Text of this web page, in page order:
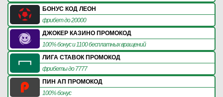
БОНУС КОД ЛЕОН
фрибет до 20000
ДЖОКЕР КАЗИНО ПРОМОКОД
100% бонус и 1100 бесплатных вращений
ЛИГА СТАВОК ПРОМОКОД
фрибеты до 7777
ПИН АП ПРОМОКОД
100% бонус